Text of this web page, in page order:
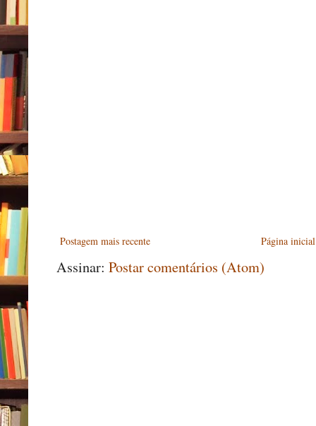
Postagem mais recente Página inicial
Assinar: Postar comentários (Atom)